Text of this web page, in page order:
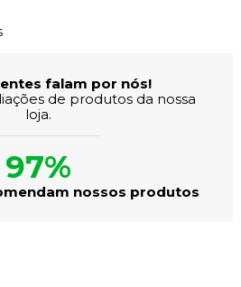
falam por nós!
de produtos da nossa
loja.
97%
nossos produtos